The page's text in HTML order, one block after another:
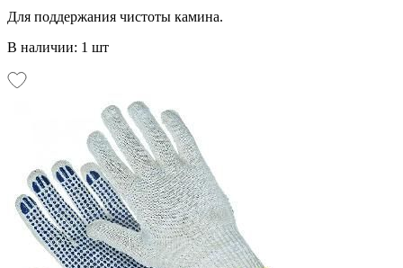
Для поддержания чистоты камина.
В наличии: 1 шт